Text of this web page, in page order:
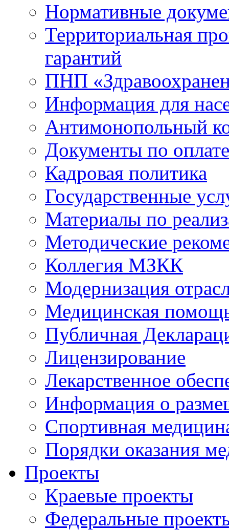
Нормативные
Территориальная
гарантий
ПНП
Информация для
Антимонопольный
Документы по
Кадровая политика
Государственные
Материалы по
Методические
Коллегия МЗКК
Модернизация
Медицинская
Публичная
Лицензирование
Лекарственное
Информация о
Спортивная
Порядки оказания
Проекты
Краевые проекты
Федеральные